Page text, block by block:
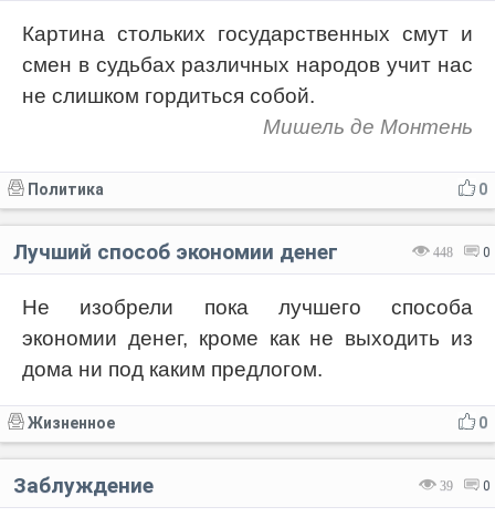
Картина стольких государственных смут и
смен в судьбах различных народов учит нас
не слишком гордиться собой.
Мишель де Монтень
0
Политика
448 0
Лучший способ экономии денег
Не изобрели пока лучшего способа
экономии денег, кроме как не выходить из
дома ни под каким предлогом.
0
Жизненное
39 0
Заблуждение